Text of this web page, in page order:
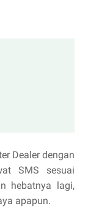
Dealer dengan
SMS sesuai
hebatnya lagi,
apapun.